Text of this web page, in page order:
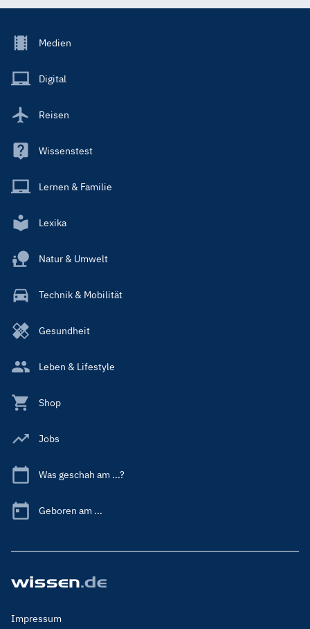
Footer
Main
Medien
Digital
Reisen
Wissenstest
Lernen & Familie
Lexika
Natur & Umwelt
Technik & Mobilität
Gesundheit
Leben & Lifestyle
Shop
Jobs
Was geschah am ...?
Geboren am ...
Footer
Impressum